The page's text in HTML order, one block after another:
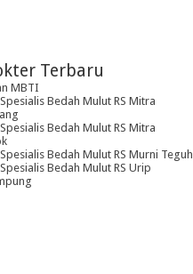
Terbaru
MBTI
Bedah Mulut RS Mitra
Bedah Mulut RS Mitra
Bedah Mulut RS Murni Teguh
Bedah Mulut RS Urip